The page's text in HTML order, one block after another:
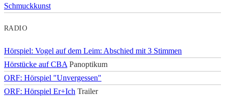
Schmuckkunst
RADIO
Hörspiel: Vogel auf dem Leim: Abschied mit 3 Stimmen
Hörstücke auf CBA Panoptikum
ORF: Hörspiel "Unvergessen"
ORF: Hörspiel Er+Ich Trailer